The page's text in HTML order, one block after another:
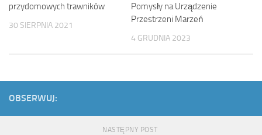
przydomowych trawników
30 SIERPNIA 2021
Pomysły na Urządzenie
Przestrzeni Marzeń
4 GRUDNIA 2023
OBSERWUJ:
NASTĘPNY POST